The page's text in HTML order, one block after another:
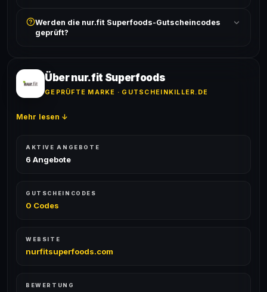
akzeptiert. Die Kombination mehrerer Codes ist meist
ausgeschlossen, sofern die Angebotsbedingungen
Werden die nur.fit Superfoods-Gutscheincodes
geprüft?
Erfolgsquote wird bei jedem Angebot angezeigt.
Über nur.fit Superfoods
GEPRÜFTE MARKE · GUTSCHEINKILLER.DE
Mehr lesen ↓
AKTIVE ANGEBOTE
6 Angebote
GUTSCHEINCODES
0 Codes
WEBSITE
nurfitsuperfoods.com
BEWERTUNG